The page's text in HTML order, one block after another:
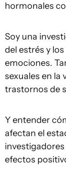
hormonales
Soy una
del estrés y
emociones.
sexuales en la
trastornos de
Y entender
afectan el
efectos